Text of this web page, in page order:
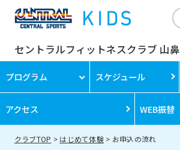
セントラルフィットネスクラブ 山鼻
プログラム スケジュール
アクセス WEB振替
クラブTOP はじめて体験 お申込の流れ